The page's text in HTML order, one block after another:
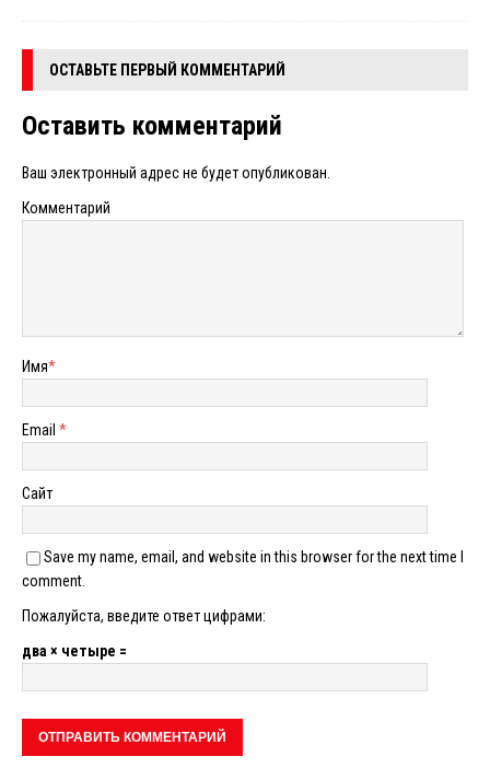
ОСТАВЬТЕ ПЕРВЫЙ КОММЕНТАРИЙ
Оставить комментарий
Ваш электронный адрес не будет опубликован.
Комментарий
Имя*
Email *
Сайт
Save my name, email, and website in this browser for the next time I
comment.
Пожалуйста, введите ответ цифрами:
два × четыре =